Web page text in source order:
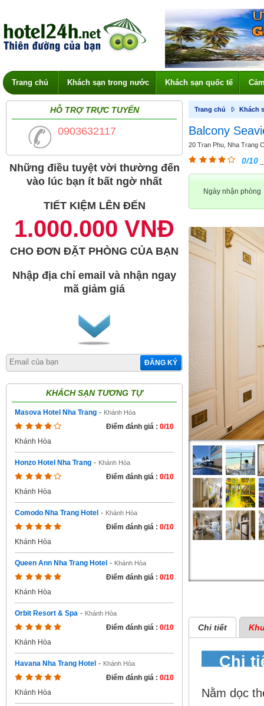
Trang chủ Khách sạn trong nước Khách sạn quốc tế
HỖ TRỢ TRỰC TUYẾN
0903632117
Những điều tuyệt vời thường đến
vào lúc bạn ít bất ngờ nhất
TIẾT KIỆM LÊN ĐẾN
1.000.000 VNĐ
CHO ĐƠN ĐẶT PHÒNG CỦA BẠN
Nhập địa chỉ email và nhận ngay
mã giảm giá
ĐĂNG KÝ
KHÁCH SẠN TƯƠNG TỰ
Masova Hotel Nha Trang - Khánh Hòa
Điểm đánh giá : 0/10
Khánh Hòa
Honzo Hotel Nha Trang - Khánh Hòa
Điểm đánh giá : 0/10
Khánh Hòa
Comodo Nha Trang Hotel - Khánh Hòa
Điểm đánh giá : 0/10
Khánh Hòa
Queen Ann Nha Trang Hotel - Khánh Hòa
Điểm đánh giá : 0/10
Khánh Hòa
Orbit Resort & Spa - Khánh Hòa
Điểm đánh giá : 0/10
Khánh Hòa
Havana Nha Trang Hotel - Khánh Hòa
Điểm đánh giá : 0/10
Khánh Hòa
Trang chủ Khách
Balcony
20 Tran Phu, Nha Trang
0/10
Ngày nhận phòng
Chi tiết
Chi
Nằm dọc